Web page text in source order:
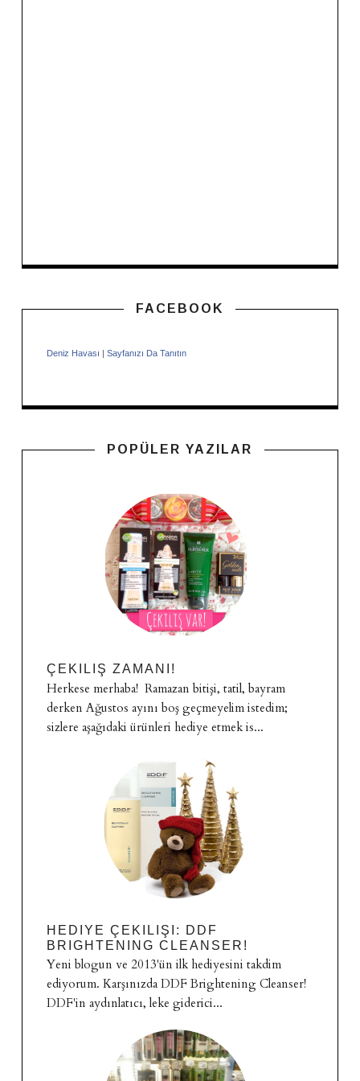
FACEBOOK
Deniz Havası Sayfanızı Da Tanıtın
POPÜLER YAZILAR
ÇEKILIŞ ZAMANI!
Herkese merhaba! Ramazan bitişi, tatil, bayram
derken Ağustos ayını boş geçmeyelim istedim;
sizlere aşağıdaki ürünleri hediye etmek is...
HEDIYE ÇEKILIŞI: DDF
BRIGHTENING CLEANSER!
Yeni blogun ve 2013'ün ilk hediyesini takdim
ediyorum. Karşınızda DDF Brightening Cleanser!
DDF'in aydınlatıcı, leke giderici...